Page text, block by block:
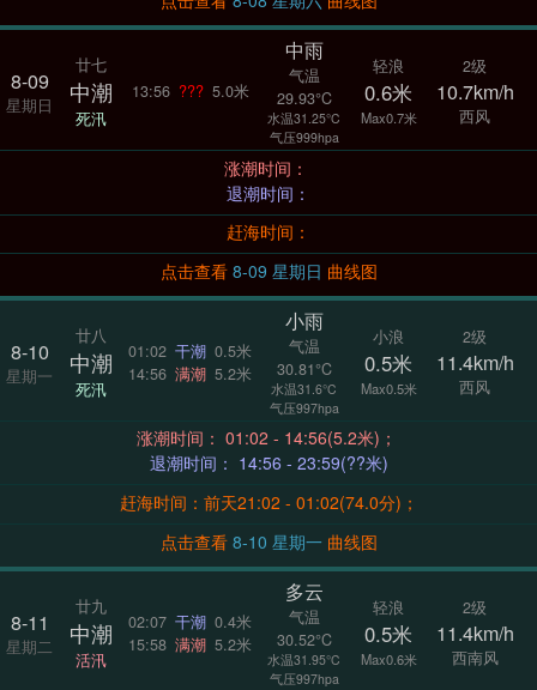
8-09
星期日
廿七
中潮
死汛
13:56 ??? 5.0米
中雨
气温
29.93°C
水温31.25°C
气压999hpa
轻浪
0.6米
Max0.7米
2级
10.7km/h
西风
涨潮时间：
退潮时间：
赶海时间：
点击查看
8-09 星期日 曲线图
8-10
星期一
廿八
中潮
死汛
01:02 干潮 0.5米
14:56 满潮 5.2米
小雨
气温
30.81°C
水温31.6°C
气压997hpa
小浪
0.5米
Max0.5米
2级
11.4km/h
西风
涨潮时间： 01:02 - 14:56(5.2米)；
退潮时间： 14:56 - 23:59(??米)
赶海时间：前天21:02 - 01:02(74.0分)；
点击查看
8-10 星期一 曲线图
8-11
星期二
廿九
中潮
活汛
02:07 干潮 0.4米
15:58 满潮 5.2米
多云
气温
30.52°C
水温31.95°C
气压997hpa
轻浪
0.5米
Max0.6米
2级
11.4km/h
西南风